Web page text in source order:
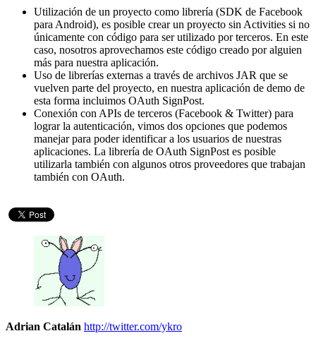
Utilización de un proyecto como librería (SDK de Facebook
para Android), es posible crear un proyecto sin Activities si no
únicamente con código para ser utilizado por terceros. En este
caso, nosotros aprovechamos este código creado por alguien
más para nuestra aplicación.
Uso de librerías externas a través de archivos JAR que se
vuelven parte del proyecto, en nuestra aplicación de demo de
esta forma incluimos OAuth SignPost.
Conexión con APIs de terceros (Facebook & Twitter) para
lograr la autenticación, vimos dos opciones que podemos
manejar para poder identificar a los usuarios de nuestras
aplicaciones. La librería de OAuth SignPost es posible
utilizarla también con algunos otros proveedores que trabajan
también con OAuth.
Adrian Catalán http://twitter.com/ykro